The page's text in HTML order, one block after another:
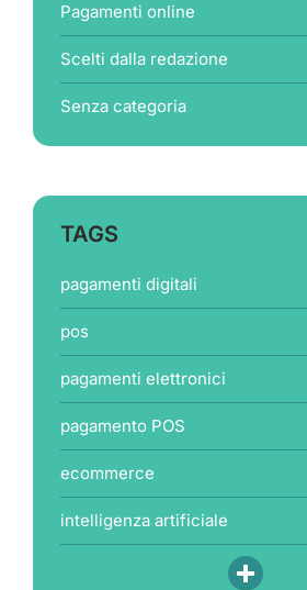
Pagamenti online
Scelti dalla redazione
Senza categoria
TAGS
pagamenti digitali
pos
pagamenti elettronici
pagamento POS
ecommerce
intelligenza artificiale